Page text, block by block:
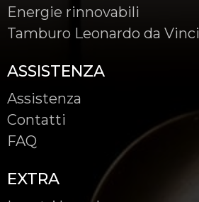
Energie rinnovabili
Tamburo Leonardo da Vinci
ASSISTENZA
Assistenza
Contatti
FAQ
EXTRA